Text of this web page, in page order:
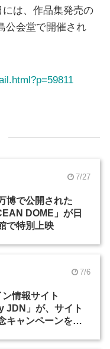
は、作品集発売の
公会堂で開催され
7/27
博で公開された
DOME」が日
で特別上映
7/6
情報サイト
JDN」が、サイト
キャンペーンを実